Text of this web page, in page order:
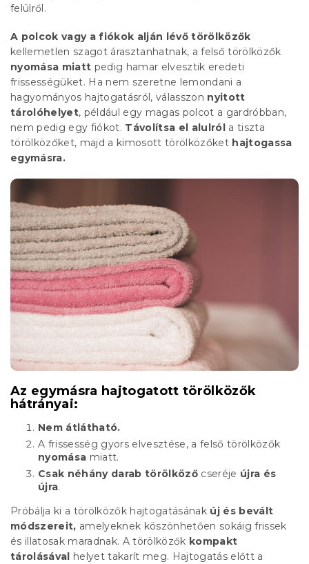
felülről.
A polcok vagy a fiókok alján lévő törölközők
kellemetlen szagot árasztanhatnak, a felső törölközők
nyomása miatt pedig hamar elvesztik eredeti
frissességüket. Ha nem szeretne lemondani a
hagyományos hajtogatásról, válasszon nyitott
tárolóhelyet, például egy magas polcot a gardróbban,
nem pedig egy fiókot. Távolítsa el alulról a tiszta
törölközőket, majd a kimosott törölközőket hajtogassa
egymásra.
Az egymásra hajtogatott törölközők
hátrányai:
Nem átlátható.
A frissesség gyors elvesztése, a felső törölközők
nyomása miatt.
Csak néhány darab törölköző cseréje újra és
újra.
Próbálja ki a törölközők hajtogatásának új és bevált
módszereit, amelyeknek köszönhetően sokáig frissek
és illatosak maradnak. A törölközők kompakt
tárolásával helyet takarít meg. Hajtogatás előtt a